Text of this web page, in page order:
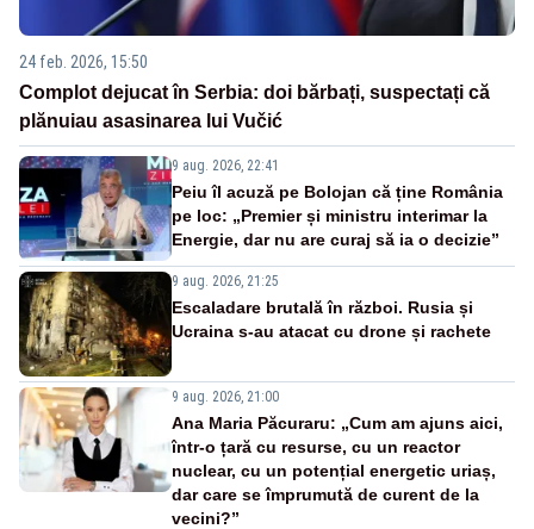
24 feb. 2026, 15:50
Complot dejucat în Serbia: doi bărbați, suspectați că
plănuiau asasinarea lui Vučić
9 aug. 2026, 22:41
Peiu îl acuză pe Bolojan că ține România
pe loc: „Premier și ministru interimar la
Energie, dar nu are curaj să ia o decizie”
9 aug. 2026, 21:25
Escaladare brutală în război. Rusia și
Ucraina s-au atacat cu drone și rachete
9 aug. 2026, 21:00
Ana Maria Păcuraru: „Cum am ajuns aici,
într-o țară cu resurse, cu un reactor
nuclear, cu un potențial energetic uriaș,
dar care se împrumută de curent de la
vecini?”